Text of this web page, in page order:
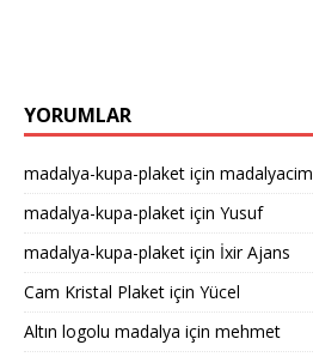
YORUMLAR
madalya-kupa-plaket için madalyacim
madalya-kupa-plaket için Yusuf
madalya-kupa-plaket için İxir Ajans
Cam Kristal Plaket için Yücel
Altın logolu madalya için mehmet